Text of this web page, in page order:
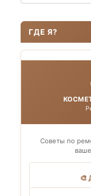
ГДЕ Я?
Советы по
🎨